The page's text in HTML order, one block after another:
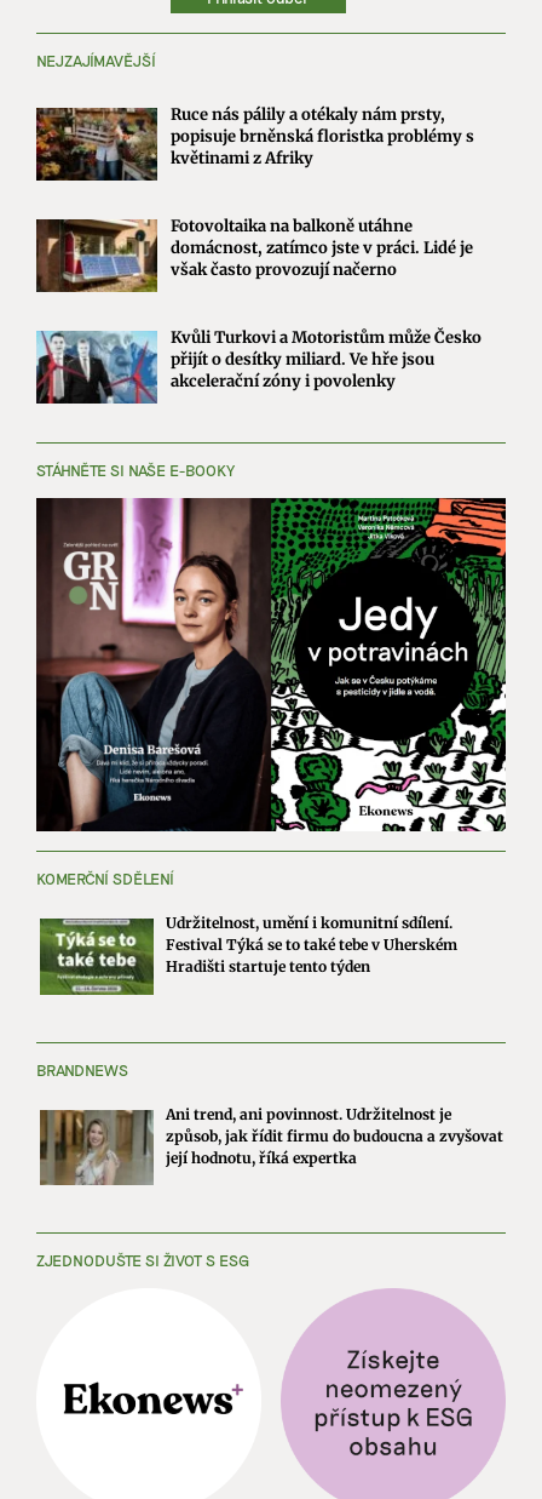
NEJZAJÍMAVĚJŠÍ
Ruce nás pálily a otékaly nám prsty,
popisuje brněnská floristka problémy s
květinami z Afriky
Fotovoltaika na balkoně utáhne
domácnost, zatímco jste v práci. Lidé je
však často provozují načerno
Kvůli Turkovi a Motoristům může Česko
přijít o desítky miliard. Ve hře jsou
akcelerační zóny i povolenky
STÁHNĚTE SI NAŠE E-BOOKY
KOMERČNÍ SDĚLENÍ
Udržitelnost, umění i komunitní sdílení.
Festival Týká se to také tebe v Uherském
Hradišti startuje tento týden
BRANDNEWS
Ani trend, ani povinnost. Udržitelnost je
způsob, jak řídit firmu do budoucna a zvyšovat
její hodnotu, říká expertka
ZJEDNODUŠTE SI ŽIVOT S ESG